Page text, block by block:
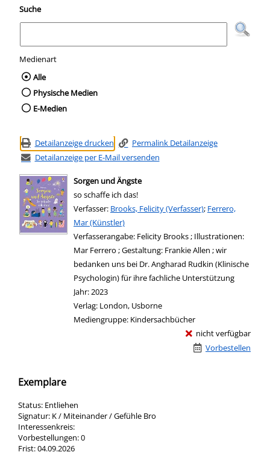
Suche
Medienart
Wählen Sie die Medienart nach der Sie
Alle
Physische Medien
E-Medien
Detailanzeige drucken
Permalink Detailanzeige
Detailanzeige per E-Mail versenden
Sorgen und Ängste
so schaffe ich das!
Verfasser: Suche nach diesem Verfasser
Brooks, Felicity (Verfasser); Ferrero,
Mar (Künstler)
Verfasserangabe: Felicity Brooks ; Illustrationen:
Mar Ferrero ; Gestaltung: Frankie Allen ; wir
bedanken uns bei Dr. Angharad Rudkin (Klinische
Psychologin) für ihre fachliche Unterstützung
Jahr:2023
Verlag: London, Usborne
Mediengruppe: Kindersachbücher
nicht verfügbar
Vorbestellen
Exemplare
Status: Entliehen
Signatur: K / Miteinander / Gefühle Bro
Interessenkreis:
Vorbestellungen:0
Frist:04.09.2026